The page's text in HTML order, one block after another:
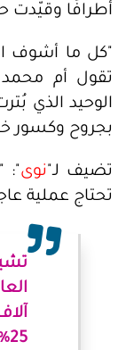
أطرافًا وقيّدت
"كل ما أشوف
تقول أم
الوحيد الذي
بجروح وكسور
تضيف لـ" نوى":
تحتاج عملية
25% منهم أطفال.